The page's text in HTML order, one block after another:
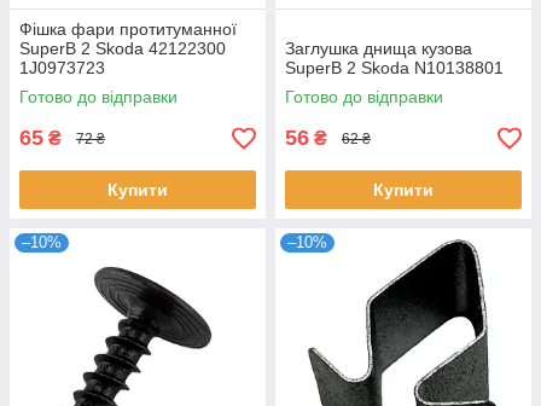
Фішка фари протитуманної
SuperB 2 Skoda 42122300
1J0973723
Готово до відправки
65 ₴ 72 ₴
Купити
Заглушка днища кузова
SuperB 2 Skoda N10138801
Готово до відправки
56 ₴ 62 ₴
Купити
–10% –10%